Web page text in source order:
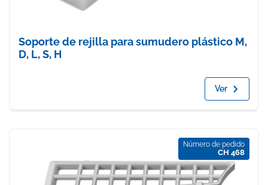
Soporte de rejilla para sumudero plástico M,
D, L, S, H
Ver
Número de pedido
CH 468